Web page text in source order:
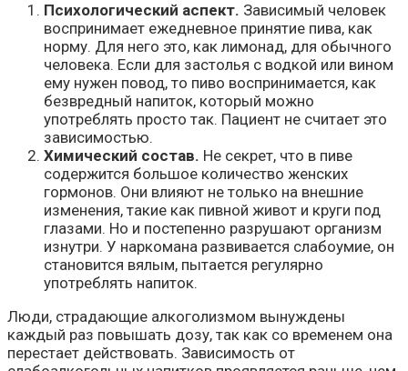
Психологический аспект. Зависимый человек
воспринимает ежедневное принятие пива, как
норму. Для него это, как лимонад, для обычного
человека. Если для застолья с водкой или вином
ему нужен повод, то пиво воспринимается, как
безвредный напиток, который можно
употреблять просто так. Пациент не считает это
зависимостью.
Химический состав. Не секрет, что в пиве
содержится большое количество женских
гормонов. Они влияют не только на внешние
изменения, такие как пивной живот и круги под
глазами. Но и постепенно разрушают организм
изнутри. У наркомана развивается слабоумие, он
становится вялым, пытается регулярно
употреблять напиток.
Люди, страдающие алкоголизмом вынуждены
каждый раз повышать дозу, так как со временем она
перестает действовать. Зависимость от